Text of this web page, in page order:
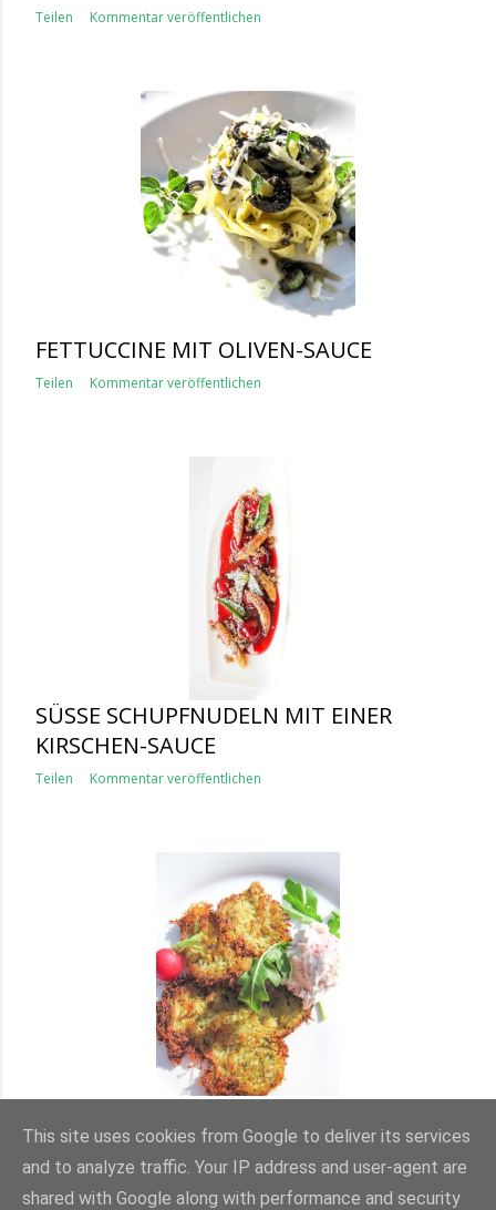
Teilen Kommentar veröffentlichen
FETTUCCINE MIT OLIVEN-SAUCE
Teilen Kommentar veröffentlichen
SÜSSE SCHUPFNUDELN MIT EINER K
IRSCHEN-SAUCE
Teilen Kommentar veröffentlichen
EINEM RADIESCHEN-DIP
Teilen Kommentar veröffentlichen
This site uses cookies from Google to deliver its services
and to analyze traffic. Your IP address and user-agent are
shared with Google along with performance and security